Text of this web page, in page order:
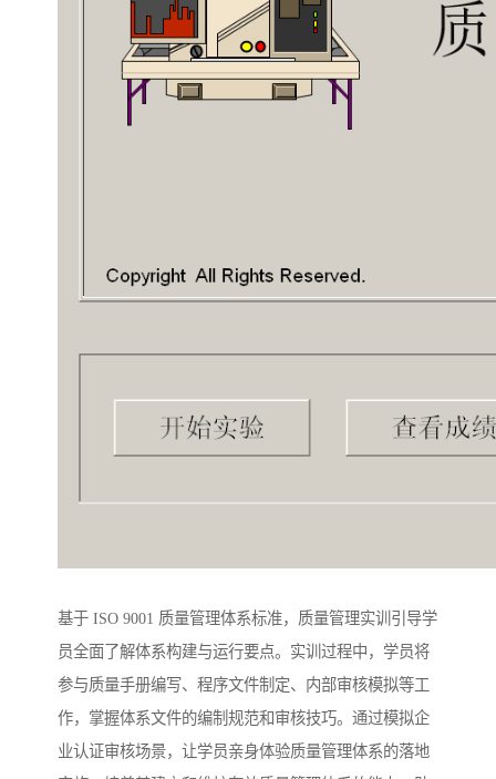
基于 ISO 9001 质量管理体系标准，质量管理实训引导学
员全面了解体系构建与运行要点。实训过程中，学员将
参与质量手册编写、程序文件制定、内部审核模拟等工
作，掌握体系文件的编制规范和审核技巧。通过模拟企
业认证审核场景，让学员亲身体验质量管理体系的落地